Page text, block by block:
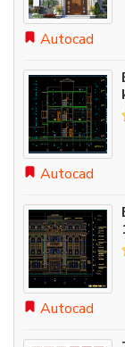
Autocad
Autocad
Autocad